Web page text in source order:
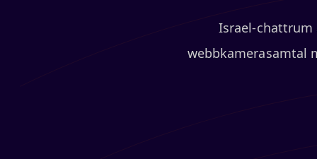
Israel-chattrum
webbkamerasamtal